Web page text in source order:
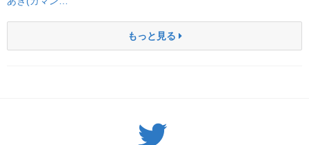
もっと見る